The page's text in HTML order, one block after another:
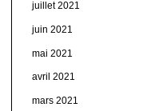
juillet 2021
juin 2021
mai 2021
avril 2021
mars 2021